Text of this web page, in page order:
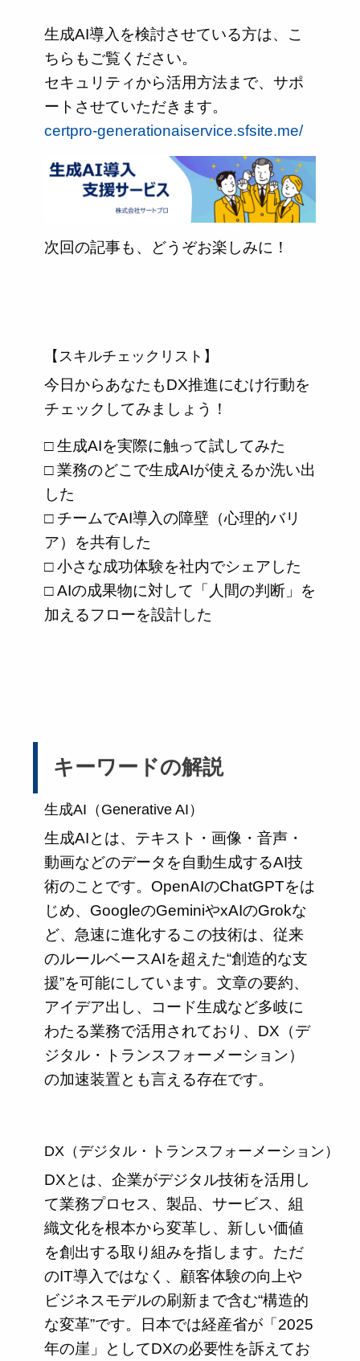
生成AI導入を検討させている方は、こ
ちらもご覧ください。
セキュリティから活用方法まで、サポ
ートさせていただきます。
certpro-generationaiservice.sfsite.me/
次回の記事も、どうぞお楽しみに！
【スキルチェックリスト】
今日からあなたもDX推進にむけ行動を
チェックしてみましょう！
□ 生成AIを実際に触って試してみた
□ 業務のどこで生成AIが使えるか洗い出
した
□ チームでAI導入の障壁（心理的バリ
ア）を共有した
□ 小さな成功体験を社内でシェアした
□ AIの成果物に対して「人間の判断」を
加えるフローを設計した
キーワードの解説
生成AI（Generative AI）
生成AIとは、テキスト・画像・音声・
動画などのデータを自動生成するAI技
術のことです。OpenAIのChatGPTをは
じめ、GoogleのGeminiやxAIのGrokな
ど、急速に進化するこの技術は、従来
のルールベースAIを超えた“創造的な支
援”を可能にしています。文章の要約、
アイデア出し、コード生成など多岐に
わたる業務で活用されており、DX（デ
ジタル・トランスフォーメーション）
の加速装置とも言える存在です。
DX（デジタル・トランスフォーメーション）
DXとは、企業がデジタル技術を活用し
て業務プロセス、製品、サービス、組
織文化を根本から変革し、新しい価値
を創出する取り組みを指します。ただ
のIT導入ではなく、顧客体験の向上や
ビジネスモデルの刷新まで含む“構造的
な変革”です。日本では経産省が「2025
年の崖」としてDXの必要性を訴えてお